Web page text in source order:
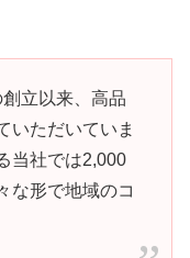
立以来、高品
いただいていま
当社では2,000
な形で地域のコ